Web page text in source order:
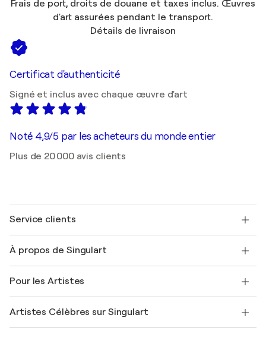
Frais de port, droits de douane et taxes inclus. Œuvres
d'art assurées pendant le transport.
Détails de livraison
Certificat d'authenticité
Signé et inclus avec chaque œuvre d'art
Noté 4,9/5 par les acheteurs du monde entier
Plus de 20 000 avis clients
Service clients
Expédition
Offrir une carte cadeau
Rejoignez notre programme commercial
Mon compte
+33 1 76 44 06 42
À propos de Singulart
FAQ
Magazine Singulart
Emplois
Pour les Artistes
Se connecter en tant qu'Artiste
Artistes Célèbres sur Singulart